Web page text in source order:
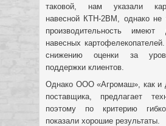
таковой, нам указали
навесной КТН-2ВМ, однако не
производительность
навесных
снижению оценки за
поддержки клиентов.
Однако ООО «Агромаш», как и
поставщика, предлагает
поэтому по критерию
показали хорошие результаты.